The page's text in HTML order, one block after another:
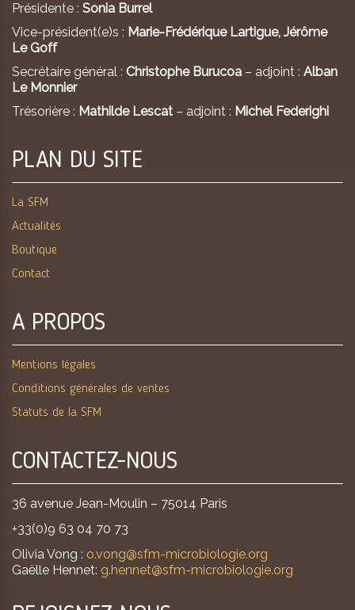
Présidente : Sonia Burrel
Vice-président(e)s : Marie-Frédérique Lartigue, Jérôme
Le Goff
Secrétaire général : Christophe Burucoa – adjoint : Alban
Le Monnier
Trésorière : Mathilde Lescat – adjoint : Michel Federighi
PLAN DU SITE
La SFM
Actualités
Boutique
Contact
A PROPOS
Mentions légales
Conditions générales de ventes
Statuts de la SFM
CONTACTEZ-NOUS
36 avenue Jean-Moulin – 75014 Paris
+33(0)9 63 04 70 73
Olivia Vong : o.vong@sfm-microbiologie.org
Gaëlle Hennet: g.hennet@sfm-microbiologie.org